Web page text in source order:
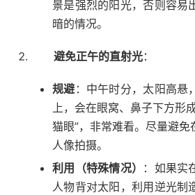
景是强烈的阳光，否则容易
暗的情况。
避免正午的直射光：
规避：中午时分，太阳高悬
上，会在眼窝、鼻子下方形
猫眼”，非常难看。尽量避
人像拍摄。
利用（特殊情况）
：如果实
人物背对太阳，利用逆光制